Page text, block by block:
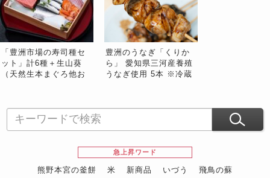
「豊洲市場の寿司種セ
ット」計6種＋生山葵
（天然生本まぐろ他お
豊洲のうなぎ「くりか
ら」 愛知県三河産養殖
うなぎ使用 5本 ※冷蔵
急上昇ワード
熊野本宮の釜餅 米 新商品 いづう 飛鳥の蘇